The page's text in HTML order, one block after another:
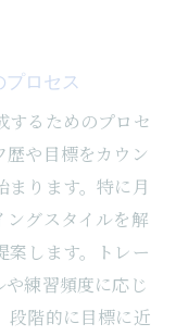
ロセス
するためのプロセ
歴や目標をカウン
まります。特に月
ングスタイルを解
案します。トレー
練習頻度に応じ
段階的に目標に近